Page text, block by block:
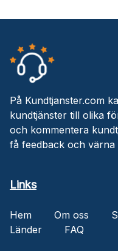
På Kundtjanster.com
kundtjänster till olika
och kommentera
få feedback och värna
Links
Hem Om oss
Länder
FAQ